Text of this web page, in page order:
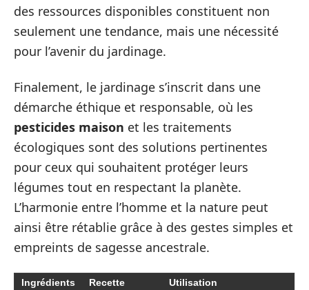
des ressources disponibles constituent non
seulement une tendance, mais une nécessité
pour l’avenir du jardinage.
Finalement, le jardinage s’inscrit dans une
démarche éthique et responsable, où les
pesticides maison et les traitements
écologiques sont des solutions pertinentes
pour ceux qui souhaitent protéger leurs
légumes tout en respectant la planète.
L’harmonie entre l’homme et la nature peut
ainsi être rétablie grâce à des gestes simples et
empreints de sagesse ancestrale.
Ingrédients Recette Utilisation